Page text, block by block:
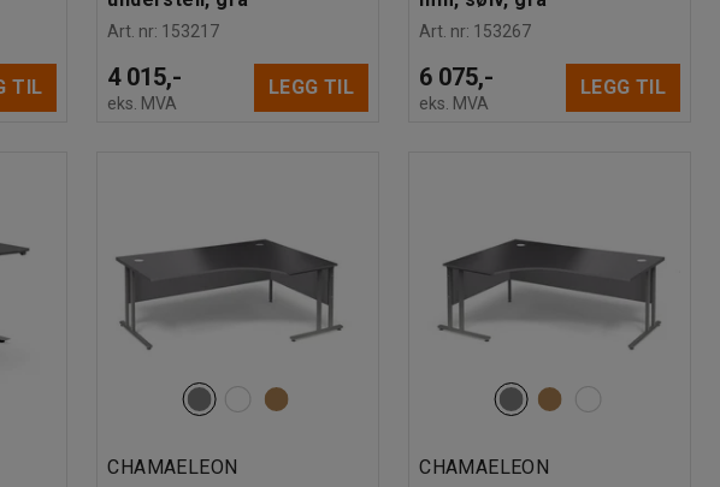
TIL
Art. nr: 153217
4 015,-
eks. MVA
LEGG TIL
Art. nr: 153267
6 075,-
eks. MVA
LEGG TIL
CHAMAELEON
CHAMAELEON